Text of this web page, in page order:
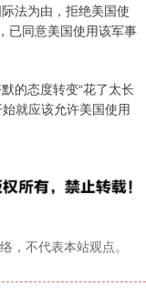
法为由，拒绝美国使
已同意美国使用该军事
的态度转变“花了太长
就应该允许美国使用
，不代表本站观点。